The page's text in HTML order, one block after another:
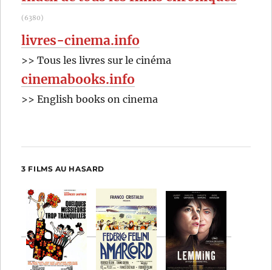
(6380)
livres-cinema.info
>> Tous les livres sur le cinéma
cinemabooks.info
>> English books on cinema
3 FILMS AU HASARD